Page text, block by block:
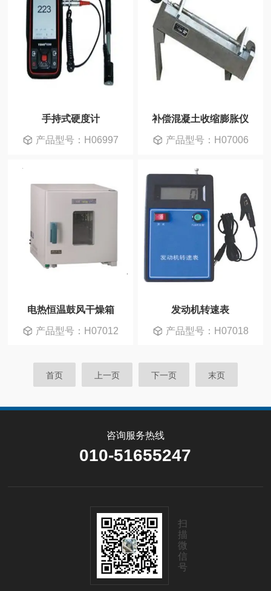
手持式硬度计
产品型号：H06997
补偿混凝土收缩膨胀仪
产品型号：H07006
电热恒温鼓风干燥箱
产品型号：H07012
发动机转速表
产品型号：H07018
首页 上一页 下一页 末页
咨询服务热线
010-51655247
扫
描
微
信
号